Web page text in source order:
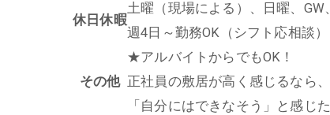
休日休暇
土曜（現場による）、日曜、
週4日～勤務OK（シフト応相談）
その他
★アルバイトからでもOK！
正社員の敷居が高く感じるなら
「自分にはできなそう」と感じ